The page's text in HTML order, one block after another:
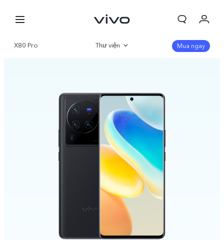
X80 Pro Thư viện
Thông số
Mua ngay